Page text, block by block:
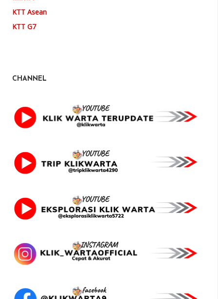
KTT Asean
KTT G7
CHANNEL